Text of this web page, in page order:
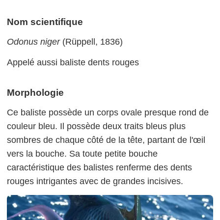
Nom scientifique
Odonus niger (Rüppell, 1836)
Appelé aussi baliste dents rouges
Morphologie
Ce baliste possède un corps ovale presque rond de
couleur bleu. Il possède deux traits bleus plus
sombres de chaque côté de la tête, partant de l'œil
vers la bouche. Sa toute petite bouche
caractéristique des balistes renferme des dents
rouges intrigantes avec de grandes incisives.